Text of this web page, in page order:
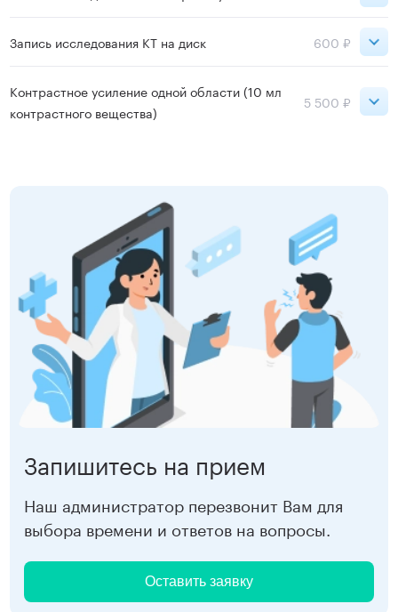
ВДНХ 1 000 ₽
Записаться
Запись исследования КТ на диск 600 ₽
ВДНХ
Контрастное усиление одной области (10 мл
контрастного вещества)
5 500 ₽
Записаться
Запишитесь на прием
Наш администратор перезвонит Вам для
выбора времени и ответов на вопросы.
Оставить заявку